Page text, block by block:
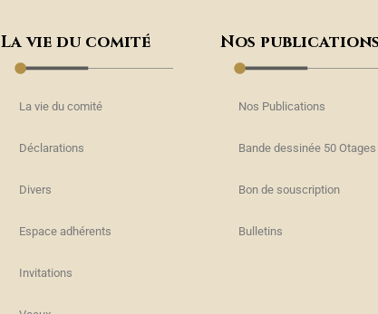
La vie du comité
La vie du comité
Déclarations
Divers
Espace adhérents
Invitations
Nos publications
Nos Publications
Bande dessinée 50 Otages
Bon de souscription
Bulletins